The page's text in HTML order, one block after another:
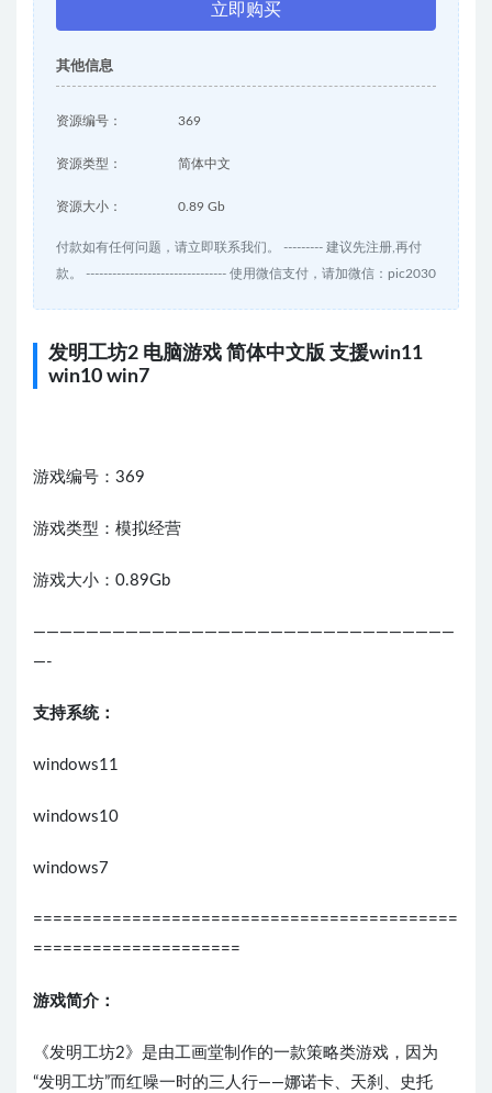
立即购买
其他信息
资源编号： 369
资源类型： 简体中文
资源大小： 0.89 Gb
付款如有任何问题，请立即联系我们。 --------- 建议先注册,再付
款。 -------------------------------- 使用微信支付，请加微信：pic2030
发明工坊2 电脑游戏 简体中文版 支援win11
win10 win7
游戏编号：369
游戏类型：模拟经营
游戏大小：0.89Gb
————————————————————————————————
—-
支持系统：
windows11
windows10
windows7
===========================================
=====================
游戏简介：
《发明工坊2》是由工画堂制作的一款策略类游戏，因为
“发明工坊”而红噪一时的三人行——娜诺卡、天刹、史托